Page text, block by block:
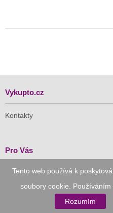
Tento web používá k
soubory cookie.
Rozumím
Vykupto.cz
Kontakty
Pro Vás
Doručení zdarma
Vykupto na Facebooku
Důvěryhodný nákup